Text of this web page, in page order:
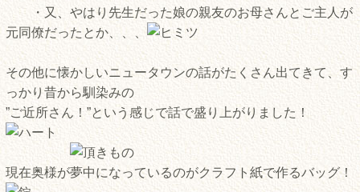
・又、やはり先生だった娘の親友のお母さんとご主人が
元同僚だったとか、、、
その他に懐かしいニュータウンの話がたくさん出てきて、す
っかり昔から馴染みの
”ご近所さん！”という感じで話で盛り上がりました！
現在奥様が夢中になっているのがクラフト紙で作るバッグ！